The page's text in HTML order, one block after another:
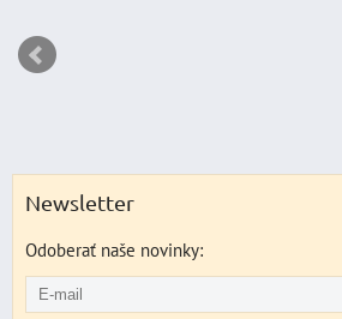
Newsletter
Odoberať naše novinky: